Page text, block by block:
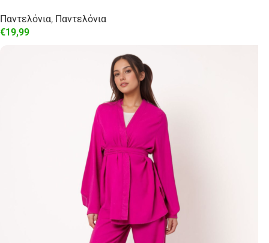
Παντελόνια, Παντελόνια
€19,99